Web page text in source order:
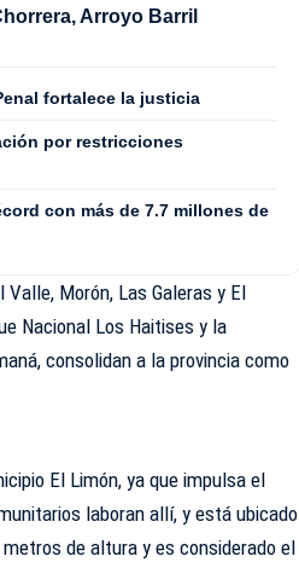
Arroyo Barril
fortalece la justicia
por restricciones
con más de 7.7 millones de
Morón, Las Galeras y El
Nacional Los Haitises y la
consolidan a la provincia como
El Limón, ya que impulsa el
laboran allí, y está ubicado
de altura y es considerado el